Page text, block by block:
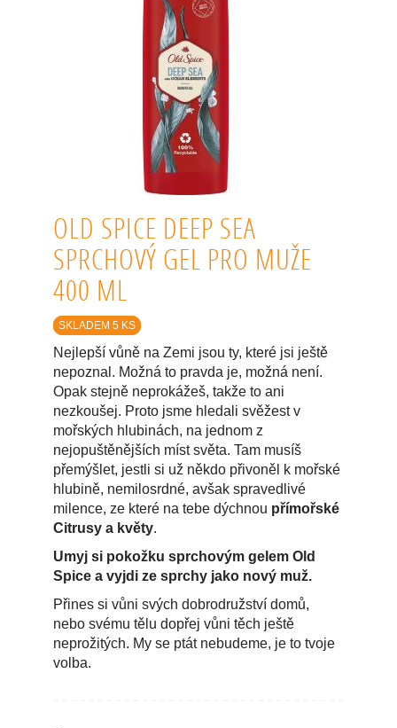
OLD SPICE DEEP SEA
SPRCHOVÝ GEL PRO MUŽE
400 ML
SKLADEM 5 KS
Nejlepší vůně na Zemi jsou ty, které jsi ještě
nepoznal. Možná to pravda je, možná není.
Opak stejně neprokážeš, takže to ani
nezkoušej. Proto jsme hledali svěžest v
mořských hlubinách, na jednom z
nejopuštěnějších míst světa. Tam musíš
přemýšlet, jestli si už někdo přivoněl k mořské
hlubině, nemilosrdné, avšak spravedlivé
milence, ze které na tebe dýchnou přímořské
Citrusy a květy.
Umyj si pokožku sprchovým gelem Old
Spice a vyjdi ze sprchy jako nový muž.
Přines si vůni svých dobrodružství domů,
nebo svému tělu dopřej vůni těch ještě
neprožitých. My se ptát nebudeme, je to tvoje
volba.